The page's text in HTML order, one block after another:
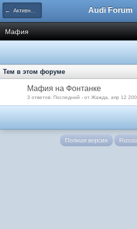
← Активный отдых Audi Forum
Мафия
Тем в этом форуме
Мафия на Фонтанке
3 ответов: Последний - от Жажда, апр 12
Полная версия